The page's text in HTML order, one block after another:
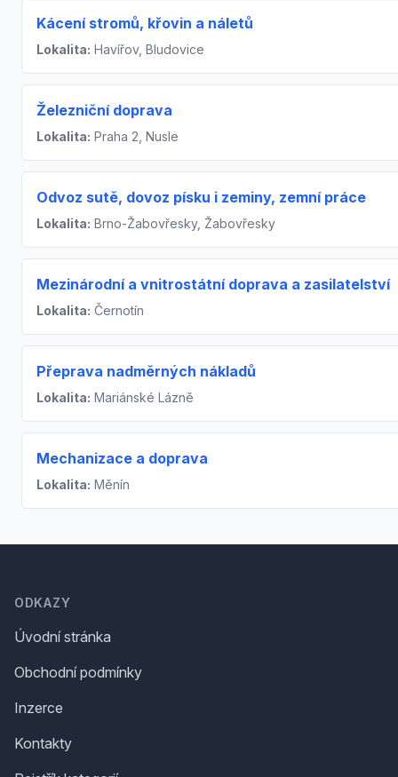
Kácení stromů, křovin a náletů
Lokalita: Havířov, Bludovice
Železniční doprava
Lokalita: Praha 2, Nusle
Odvoz sutě, dovoz písku i zeminy, zemní práce
Lokalita: Brno-Žabovřesky, Žabovřesky
Mezinárodní a vnitrostátní doprava a zasilatelství
Lokalita: Černotín
Přeprava nadměrných nákladů
Lokalita: Mariánské Lázně
Mechanizace a doprava
Lokalita: Měnín
ODKAZY
Úvodní stránka
Obchodní podmínky
Inzerce
Kontakty